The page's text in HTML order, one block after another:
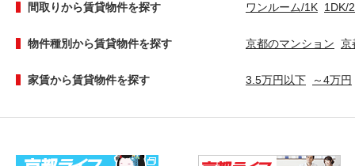
間取りから賃貸物件を探す ワンルーム/1K 1DK/
物件種別から賃貸物件を探す 京都のマンション 京
家賃から賃貸物件を探す 3.5万円以下 ～4万円